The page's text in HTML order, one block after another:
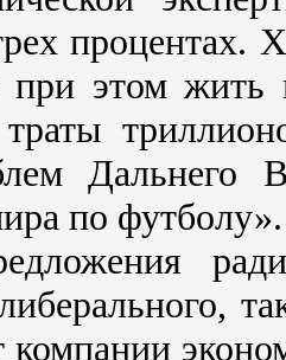
процентах.
при этом жить
траты
Дальнего
по футболу».
компании